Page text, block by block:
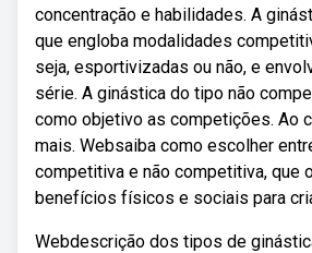
concentração e habilidades. A
que engloba modalidades
seja, esportivizadas ou não, e
série. A ginástica do tipo não
como objetivo as competições. Ao
mais. Websaiba como escolher
competitiva e não competitiva, que
benefícios físicos e sociais para
Webdescrição dos tipos de